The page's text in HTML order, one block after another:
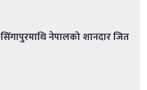
सिंगापुरमाथि नेपालको शानदार जित